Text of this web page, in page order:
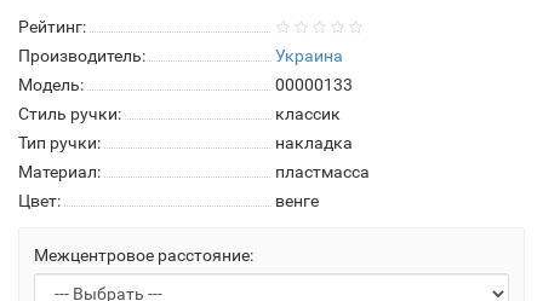
Рейтинг:
Производитель:
Украина
Модель:
00000133
Стиль ручки:
классик
Тип ручки:
накладка
Материал:
пластмасса
Цвет:
венге
Межцентровое расстояние: